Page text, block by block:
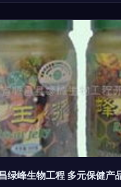
绿峰生物工程 多元保健产